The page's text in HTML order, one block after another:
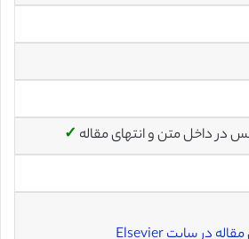
در داخل متن و انتهای مقاله ✓